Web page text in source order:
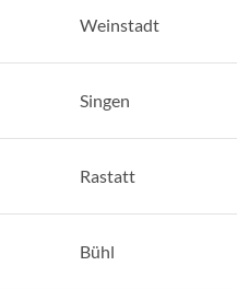
Weinstadt
Singen
Rastatt
Bühl